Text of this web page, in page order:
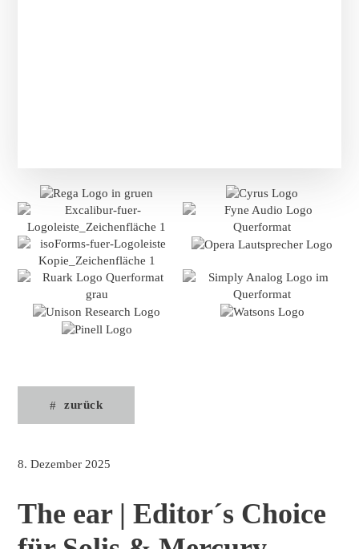
zurück
8. Dezember 2025
The ear | Editor´s Choice